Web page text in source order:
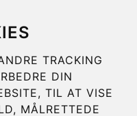
TRACKING
DIN
TIL AT VISE
MÅLRETTEDE